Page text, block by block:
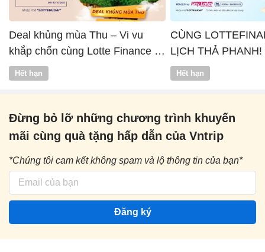
Deal khủng mùa Thu – Vi vu
khắp chốn cùng Lotte Finance x
Vntrip
Hết hạn
CÙNG
LỊCH THẢ PHANH!
Hết hạn
Đừng bỏ lỡ những chương trình khuyến
mãi cùng quà tặng hấp dẫn của Vntrip
*Chúng tôi cam kết không spam và lộ thông tin của bạn*
Đăng ký